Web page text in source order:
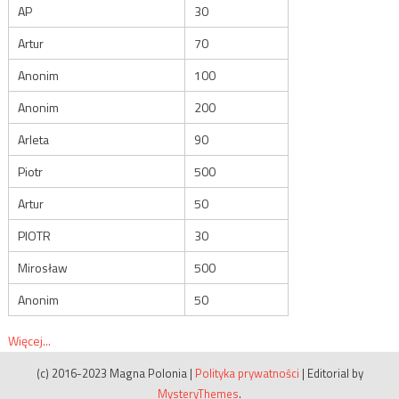
AP
30
Artur
70
Anonim
100
Anonim
200
Arleta
90
Piotr
500
Artur
50
PIOTR
30
Mirosław
500
Anonim
50
Więcej...
(c) 2016-2023 Magna Polonia | Polityka prywatności | Editorial by
MysteryThemes.